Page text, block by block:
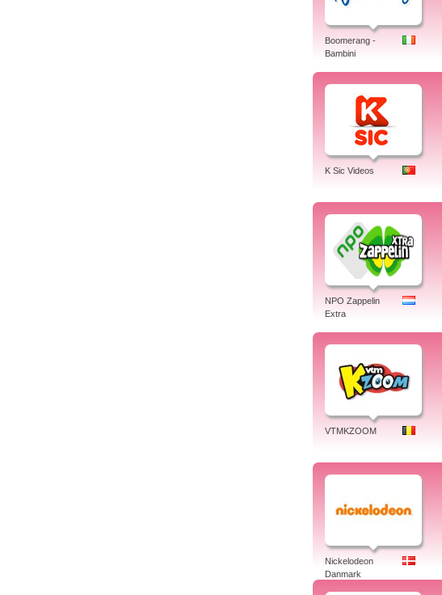
Boomerang -
Bambini
K Sic Videos
NPO Zappelin
Extra
VTMKZOOM
Nickelodeon
Danmark